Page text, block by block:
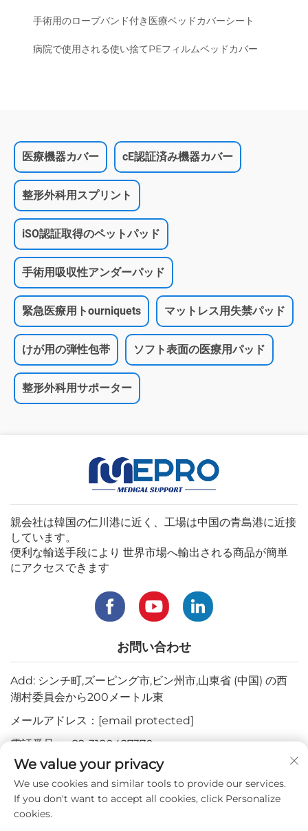
手術用のロープバンド付き医療ベッドカバーシート
病院で使用される使い捨てPEフィルムベッドカバー
医療機器カバー cE認証済み機器カバー
整形外科用スプリント
iSO認証取得のペットパッド
手術用吸収性アンダーパッド
緊急医療用トourniquets マットレス用失禁パッド
けが用の弾性包帯 ソフト表面の医療用パッド
整形外科用サポーター
親会社は韓国の仁川港に近く、工場は中国の青島港に近接
しています。
便利な輸送手段により 世界市場へ輸出される商品が簡単
にアクセスできます
お問い合わせ
Add: シンチ町,ズーピング市,ビン州市,山東省 (中国) の西
湖村委員会から200メートル東
メールアドレス： [email protected]
電話番号：+82-3180427370
電話番号：+86-15564344404
WhatsApp：+82-1022396668
We value your privacy
We use cookies and similar tools to provide our services.
If you don't want to accept all cookies, click Personalize
cookies.